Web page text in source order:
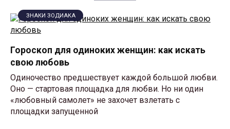
ЗНАКИ ЗОДИАКА
Гороскоп для одиноких женщин: как искать
свою любовь
Одиночество предшествует каждой большой любви.
Оно — стартовая площадка для любви. Но ни один
«любовный самолет» не захочет взлетать с
площадки запущенной